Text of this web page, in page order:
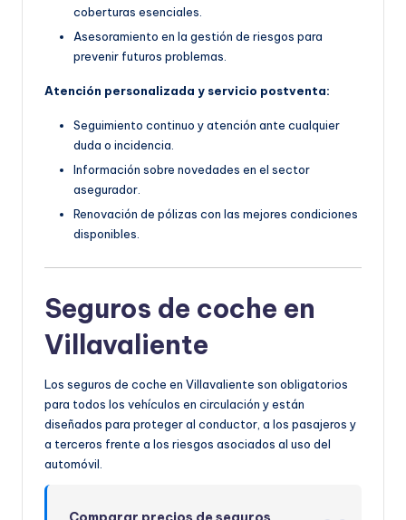
coberturas esenciales.
Asesoramiento en la gestión de riesgos para
prevenir futuros problemas.
Atención personalizada y servicio postventa:
Seguimiento continuo y atención ante cualquier
duda o incidencia.
Información sobre novedades en el sector
asegurador.
Renovación de pólizas con las mejores condiciones
disponibles.
Seguros de coche en
Villavaliente
Los seguros de coche en Villavaliente son obligatorios
para todos los vehículos en circulación y están
diseñados para proteger al conductor, a los pasajeros y
a terceros frente a los riesgos asociados al uso del
automóvil.